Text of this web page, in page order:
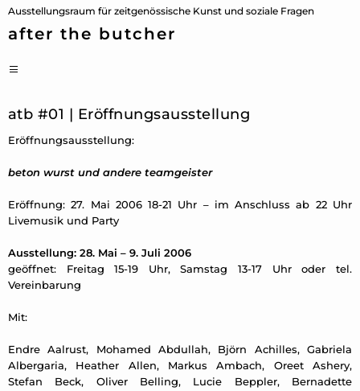
Ausstellungsraum für zeitgenössische Kunst und soziale Fragen
after the butcher
Zum
Inhalt
atb #01 | Eröffnungsausstellung
Eröffnungsausstellung:
beton wurst und andere teamgeister
Eröffnung: 27. Mai 2006 18-21 Uhr – im Anschluss ab 22 Uhr
Livemusik und Party
Ausstellung: 28. Mai – 9. Juli 2006
geöffnet: Freitag 15-19 Uhr, Samstag 13-17 Uhr oder tel.
Vereinbarung
Mit:
Endre Aalrust, Mohamed Abdullah, Björn Achilles, Gabriela
Albergaria, Heather Allen, Markus Ambach, Oreet Ashery,
Stefan Beck, Oliver Belling, Lucie Beppler, Bernadette